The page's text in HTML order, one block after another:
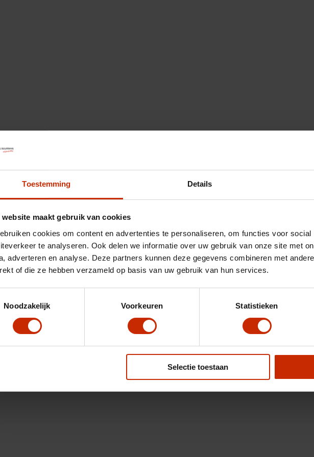
Toestemming Details
website maakt gebruik van cookies
cookies om content en advertenties te personaliseren, om functies voor
te analyseren. Ook delen we informatie over uw gebruik van onze site met
adverteren en analyse. Deze partners kunnen deze gegevens combineren met
of die ze hebben verzameld op basis van uw gebruik van hun services.
Noodzakelijk
Voorkeuren Statistieken
Selectie toestaan